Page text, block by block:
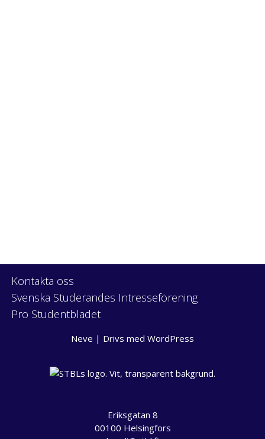
Kontakta oss
Svenska Studerandes Intresseförening
Pro Studentbladet
Neve | Drivs med WordPress
Eriksgatan 8
00100 Helsingfors